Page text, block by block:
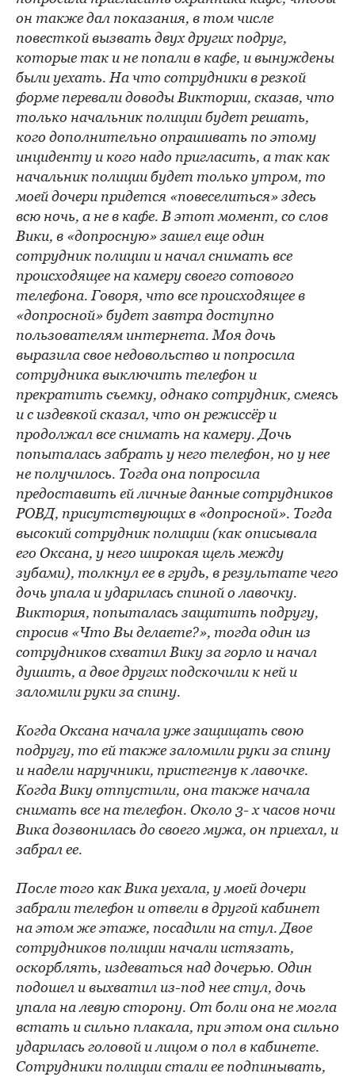
он также дал показания, в том числе
повесткой вызвать двух других подруг,
которые так и не попали в кафе, и вынуждены
были уехать. На что сотрудники в резкой
форме перевали доводы Виктории, сказав, что
только начальник полиции будет решать,
кого дополнительно опрашивать по этому
инциденту и кого надо пригласить, а так как
начальник полиции будет только утром, то
моей дочери придется «повеселиться» здесь
всю ночь, а не в кафе. В этот момент, со слов
Вики, в «допросную» зашел еще один
сотрудник полиции и начал снимать все
происходящее на камеру своего сотового
телефона. Говоря, что все происходящее в
«допросной» будет завтра доступно
пользователям интернета. Моя дочь
выразила свое недовольство и попросила
сотрудника выключить телефон и
прекратить съемку, однако сотрудник, смеясь
и с издевкой сказал, что он режиссёр и
продолжал все снимать на камеру. Дочь
попыталась забрать у него телефон, но у нее
не получилось. Тогда она попросила
предоставить ей личные данные сотрудников
РОВД, присутствующих в «допросной». Тогда
высокий сотрудник полиции (как описывала
его Оксана, у него широкая щель между
зубами), толкнул ее в грудь, в результате чего
дочь упала и ударилась спиной о лавочку.
Виктория, попыталась защитить подругу,
спросив «Что Вы делаете?», тогда один из
сотрудников схватил Вику за горло и начал
душить, а двое других подскочили к ней и
заломили руки за спину.
Когда Оксана начала уже защищать свою
подругу, то ей также заломили руки за спину
и надели наручники, пристегнув к лавочке.
Когда Вику отпустили, она также начала
снимать все на телефон. Около 3- х часов ночи
Вика дозвонилась до своего мужа, он приехал, и
забрал ее.
После того как Вика уехала, у моей дочери
забрали телефон и отвели в другой кабинет
на этом же этаже, посадили на стул. Двое
сотрудников полиции начали истязать,
оскорблять, издеваться над дочерью. Один
подошел и выхватил из-под нее стул, дочь
упала на левую сторону. От боли она не могла
встать и сильно плакала, при этом она сильно
ударилась головой и лицом о пол в кабинете.
Сотрудники полиции стали ее подпинывать,